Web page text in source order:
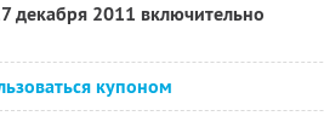
декабря 2011 включительно
купоном